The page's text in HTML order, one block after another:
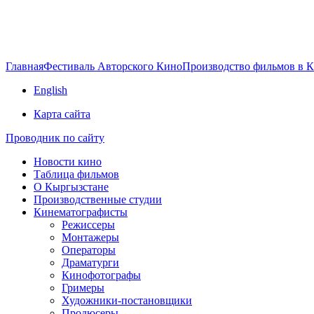
ГлавнаяФестиваль Авторского КиноПроизводство фильмов в
English
Карта сайта
Проводник по сайту
Новости кино
Таблица фильмов
О Кыргызстане
Производственные студии
Кинематографисты
Режиссеры
Монтажеры
Операторы
Драматурги
Кинофотографы
Гримеры
Художники-постановщики